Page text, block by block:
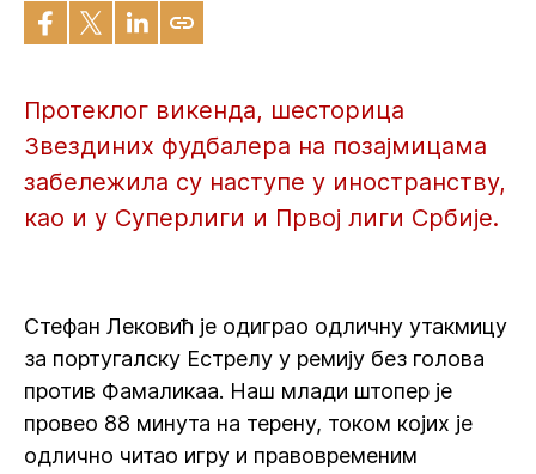
Протеклог викенда, шесторица
Звездиних фудбалера на позајмицама
забележила су наступе у иностранству,
као и у Суперлиги и Првој лиги Србије.
Стефан Лековић је одиграо одличну утакмицу
за португалску Естрелу у ремију без голова
против Фамаликаа. Наш млади штопер је
провео 88 минута на терену, током којих је
одлично читао игру и правовременим